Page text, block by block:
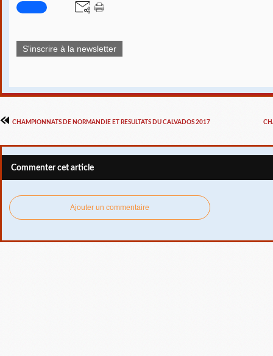
S'inscrire à la newsletter
CHAMPIONNATS DE NORMANDIE ET RESULTATS DU CALVADOS 2017
Commenter cet article
Ajouter un commentaire